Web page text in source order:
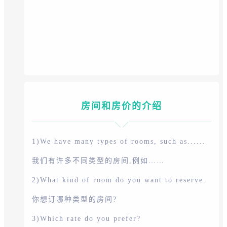
房间和房价的介绍
1)We have many types of rooms, such as......
我们有许多不同类型的房间,例如……
2)What kind of room do you want to reserve.
你想订哪种类型的房间?
3)Which rate do you prefer?